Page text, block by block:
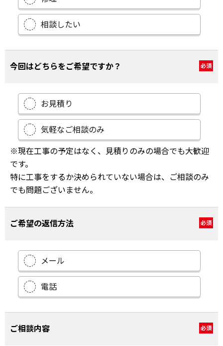
相談したい
今回はどちらをご希望ですか？ 必須
お見積り
気軽なご相談のみ
※現在工事の予定はなく、見積りのみの場合でも大歓迎
です。
特に工事をするか決められていない場合は、ご相談のみ
でも問題ございません。
ご希望の返信方法 必須
メール
電話
ご相談内容 必須